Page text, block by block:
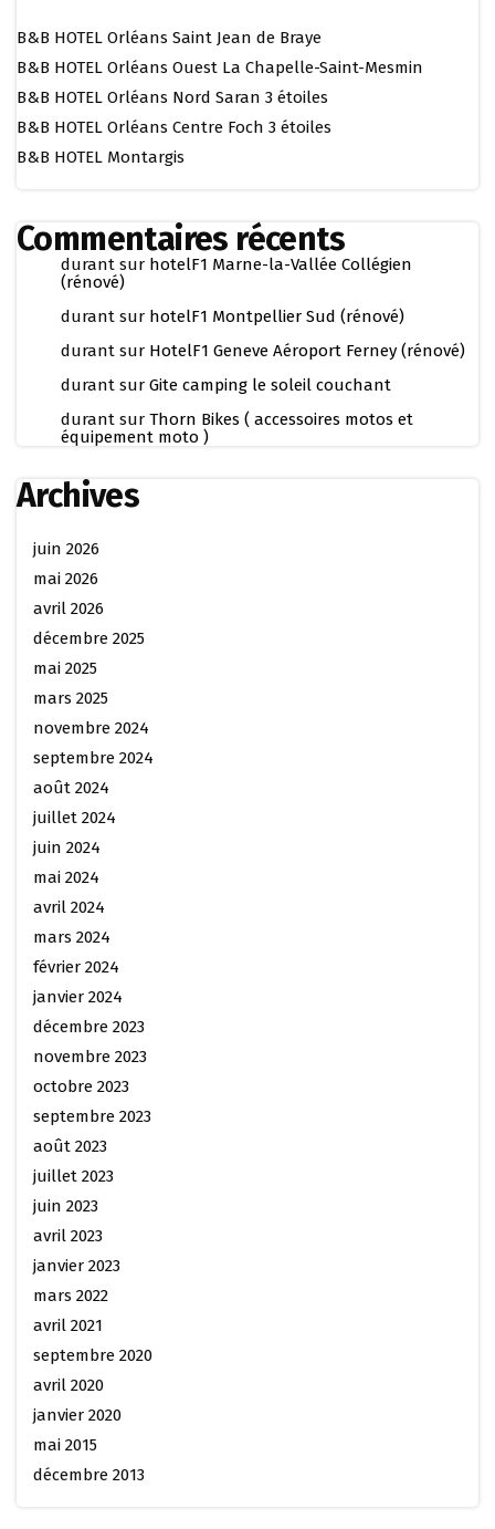
B&B HOTEL Orléans Saint Jean de Braye
B&B HOTEL Orléans Ouest La Chapelle-Saint-Mesmin
B&B HOTEL Orléans Nord Saran 3 étoiles
B&B HOTEL Orléans Centre Foch 3 étoiles
B&B HOTEL Montargis
Commentaires récents
durant sur hotelF1 Marne-la-Vallée Collégien
(rénové)
durant sur hotelF1 Montpellier Sud (rénové)
durant sur HotelF1 Geneve Aéroport Ferney (rénové)
durant sur Gite camping le soleil couchant
durant sur Thorn Bikes ( accessoires motos et
équipement moto )
Archives
juin 2026
mai 2026
avril 2026
décembre 2025
mai 2025
mars 2025
novembre 2024
septembre 2024
août 2024
juillet 2024
juin 2024
mai 2024
avril 2024
mars 2024
février 2024
janvier 2024
décembre 2023
novembre 2023
octobre 2023
septembre 2023
août 2023
juillet 2023
juin 2023
avril 2023
janvier 2023
mars 2022
avril 2021
septembre 2020
avril 2020
janvier 2020
mai 2015
décembre 2013